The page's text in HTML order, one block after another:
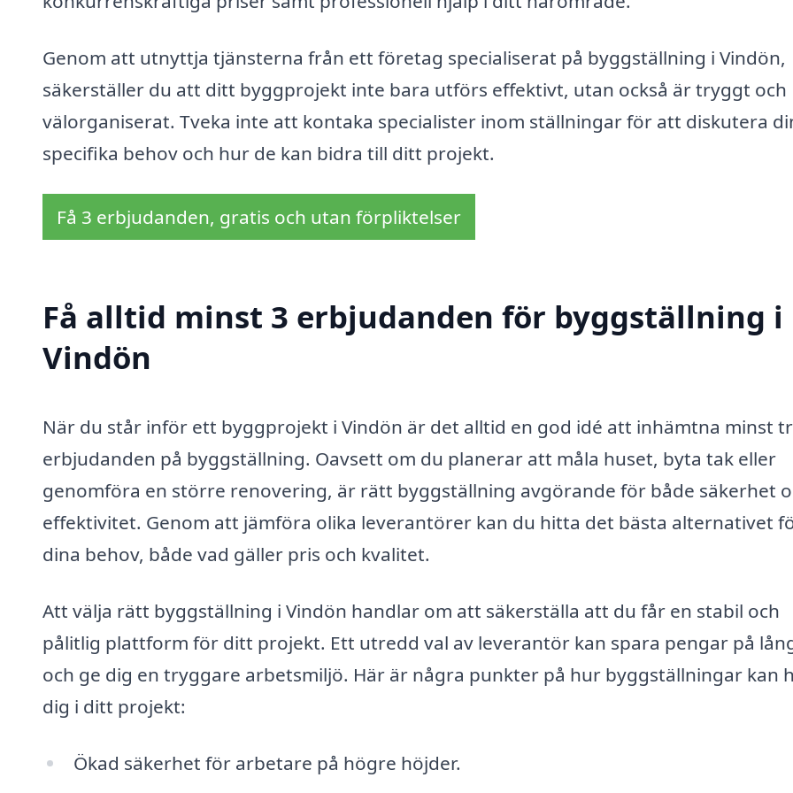
Genom att utnyttja tjänsterna från ett företag specialiserat på byggställning i Vindön,
säkerställer du att ditt byggprojekt inte bara utförs effektivt, utan också är tryggt och
välorganiserat. Tveka inte att kontaka specialister inom ställningar för att diskutera
specifika behov och hur de kan bidra till ditt projekt.
Få 3 erbjudanden, gratis och utan förpliktelser
Få alltid minst 3 erbjudanden för byggställning i
Vindön
När du står inför ett byggprojekt i Vindön är det alltid en god idé att inhämtna minst
erbjudanden på byggställning. Oavsett om du planerar att måla huset, byta tak eller
genomföra en större renovering, är rätt byggställning avgörande för både säkerhet
effektivitet. Genom att jämföra olika leverantörer kan du hitta det bästa alternativet
dina behov, både vad gäller pris och kvalitet.
Att välja rätt byggställning i Vindön handlar om att säkerställa att du får en stabil och
pålitlig plattform för ditt projekt. Ett utredd val av leverantör kan spara pengar på
och ge dig en tryggare arbetsmiljö. Här är några punkter på hur byggställningar kan
dig i ditt projekt:
Ökad säkerhet för arbetare på högre höjder.